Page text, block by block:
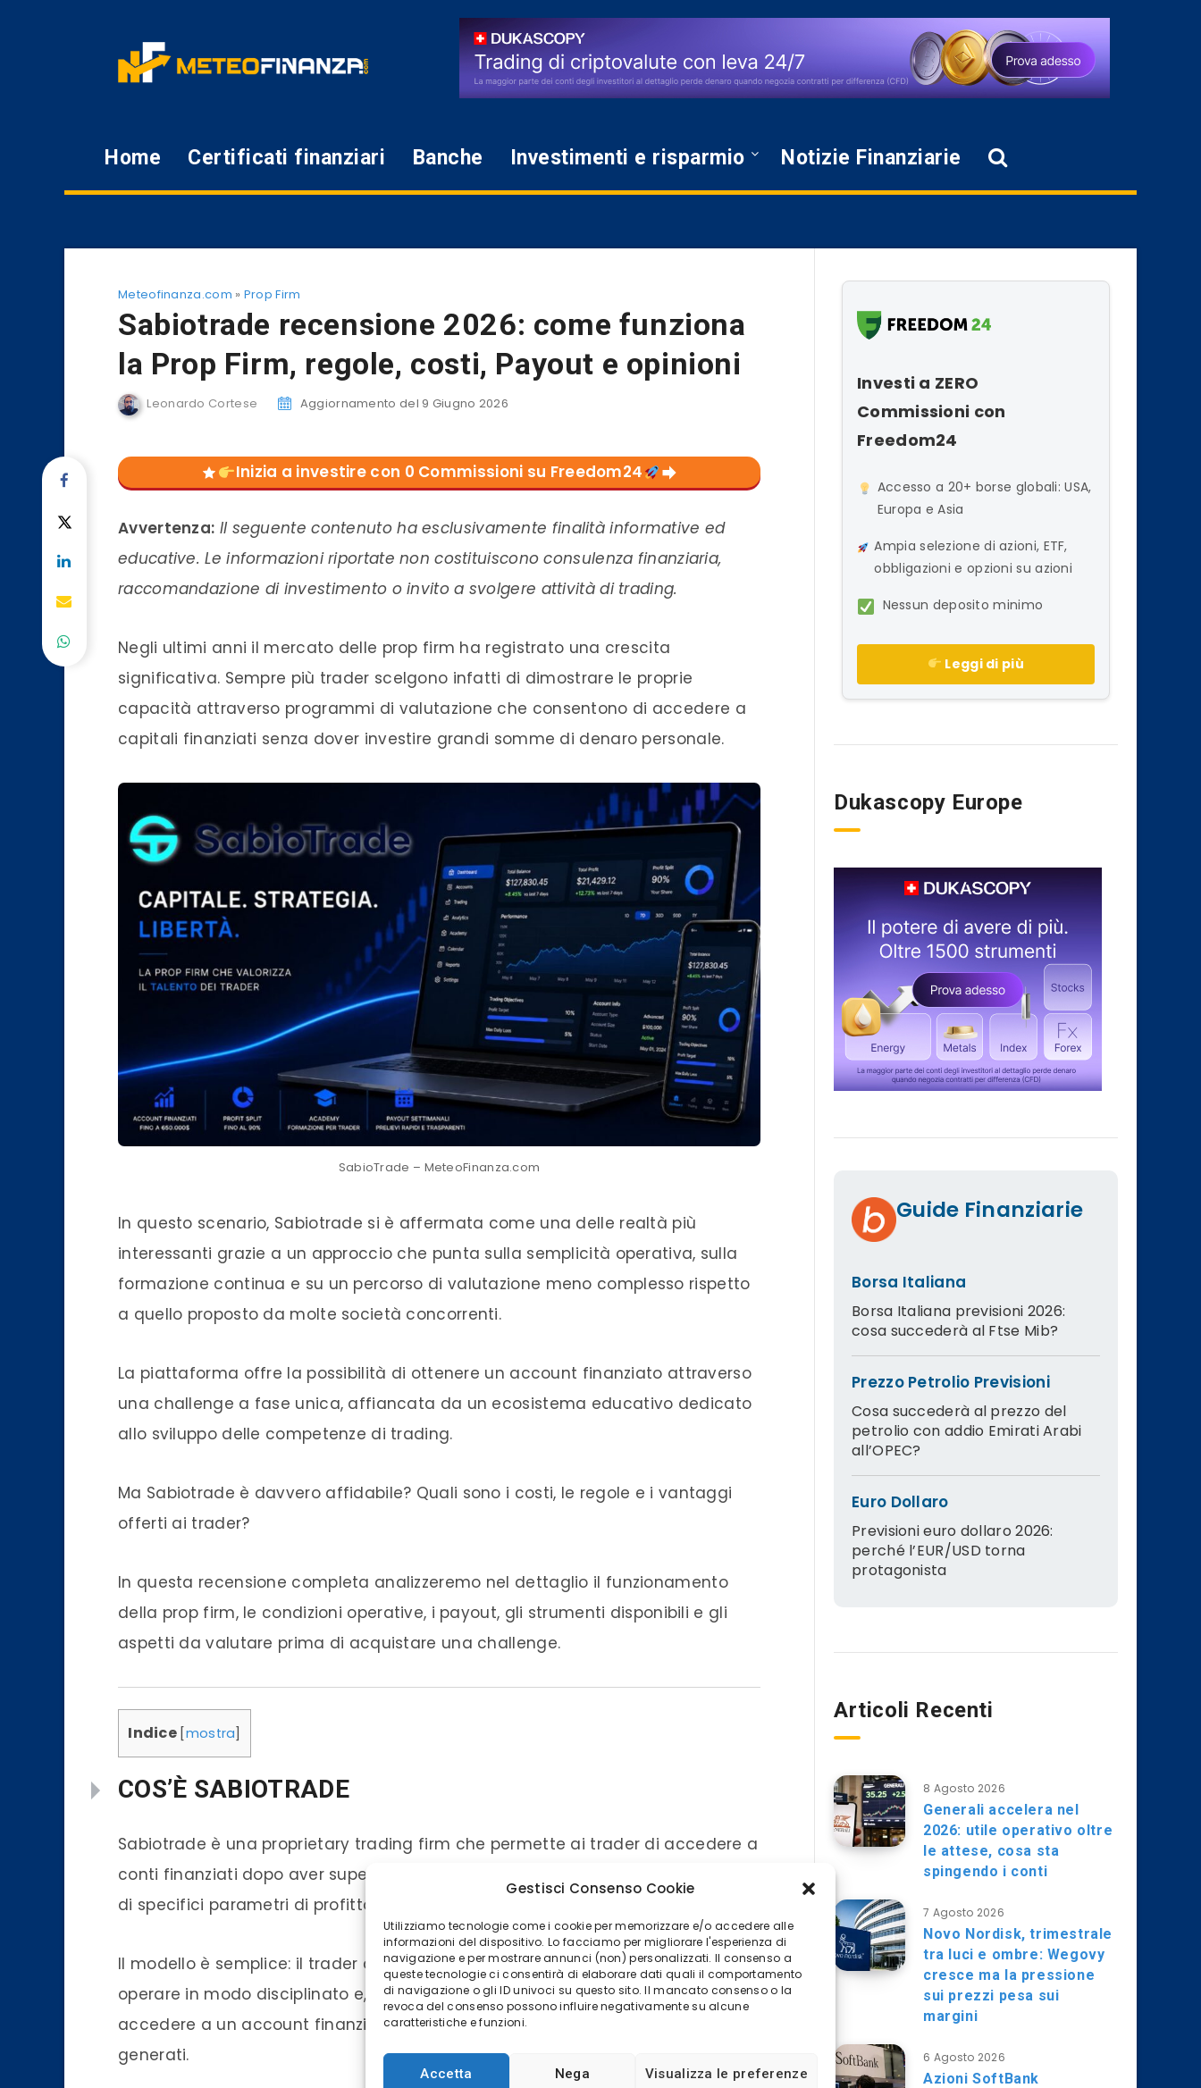
Gestisci Consenso Cookie
Utilizziamo tecnologie come i cookie per memorizzare e/o accedere alle
informazioni del dispositivo. Lo facciamo per migliorare l'esperienza di
navigazione e per mostrare annunci (non) personalizzati. Il consenso a
queste tecnologie ci consentirà di elaborare dati quali il comportamento
di navigazione o gli ID univoci su questo sito. Il mancato consenso o la
revoca del consenso possono influire negativamente su alcune
caratteristiche e funzioni.
Accetta Nega Visualizza le preferenze
Home Certificati finanziari Banche Investimenti e risparmio Notizie Finanziarie
Meteofinanza.com » Prop Firm
Sabiotrade recensione 2026: come funziona
la Prop Firm, regole, costi, Payout e opinioni
Leonardo Cortese Aggiornamento del 9 Giugno 2026
Inizia a investire con 0 Commissioni su Freedom24
Avvertenza: Il seguente contenuto ha esclusivamente finalità informative ed
educative. Le informazioni riportate non costituiscono consulenza finanziaria,
raccomandazione di investimento o invito a svolgere attività di trading.
Negli ultimi anni il mercato delle prop firm ha registrato una crescita
significativa. Sempre più trader scelgono infatti di dimostrare le proprie
capacità attraverso programmi di valutazione che consentono di accedere a
capitali finanziati senza dover investire grandi somme di denaro personale.
SabioTrade – MeteoFinanza.com
In questo scenario, Sabiotrade si è affermata come una delle realtà più
interessanti grazie a un approccio che punta sulla semplicità operativa, sulla
formazione continua e su un percorso di valutazione meno complesso rispetto
a quello proposto da molte società concorrenti.
La piattaforma offre la possibilità di ottenere un account finanziato attraverso
una challenge a fase unica, affiancata da un ecosistema educativo dedicato
allo sviluppo delle competenze di trading.
Ma Sabiotrade è davvero affidabile? Quali sono i costi, le regole e i vantaggi
offerti ai trader?
In questa recensione completa analizzeremo nel dettaglio il funzionamento
della prop firm, le condizioni operative, i payout, gli strumenti disponibili e gli
aspetti da valutare prima di acquistare una challenge.
Indice [mostra]
COS’È SABIOTRADE
Sabiotrade è una proprietary trading firm che permette ai trader di accedere a
conti finanziati dopo aver superato una fase di valutazione basata sul rispetto
di specifici parametri di profitto e gestione del rischio.
Il modello è semplice: il trader acquista una challenge, dimostra di saper
operare in modo disciplinato e, una volta raggiunti gli obiettivi richiesti, può
accedere a un account finanziato ottenendo una percentuale dei profitti
generati.
Investi a ZERO
Commissioni con
Freedom24
Accesso a 20+ borse globali: USA,
Europa e Asia
Ampia selezione di azioni, ETF,
obbligazioni e opzioni su azioni
Nessun deposito minimo
Leggi di più
Dukascopy Europe
Guide Finanziarie
Borsa Italiana
Borsa Italiana previsioni 2026:
cosa succederà al Ftse Mib?
Prezzo Petrolio Previsioni
Cosa succederà al prezzo del
petrolio con addio Emirati Arabi
all’OPEC?
Euro Dollaro
Previsioni euro dollaro 2026:
perché l’EUR/USD torna
protagonista
Articoli Recenti
8 Agosto 2026
Generali accelera nel
2026: utile operativo oltre
le attese, cosa sta
spingendo i conti
7 Agosto 2026
Novo Nordisk, trimestrale
tra luci e ombre: Wegovy
cresce ma la pressione
sui prezzi pesa sui
margini
6 Agosto 2026
Azioni SoftBank